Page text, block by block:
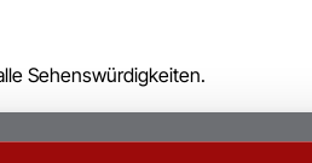
Sehenswürdigkeiten.